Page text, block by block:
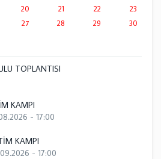
20 21 22
23
27 28 29
30
TOPLANTISI
KAMPI
- 17:00
KAMPI
- 17:00